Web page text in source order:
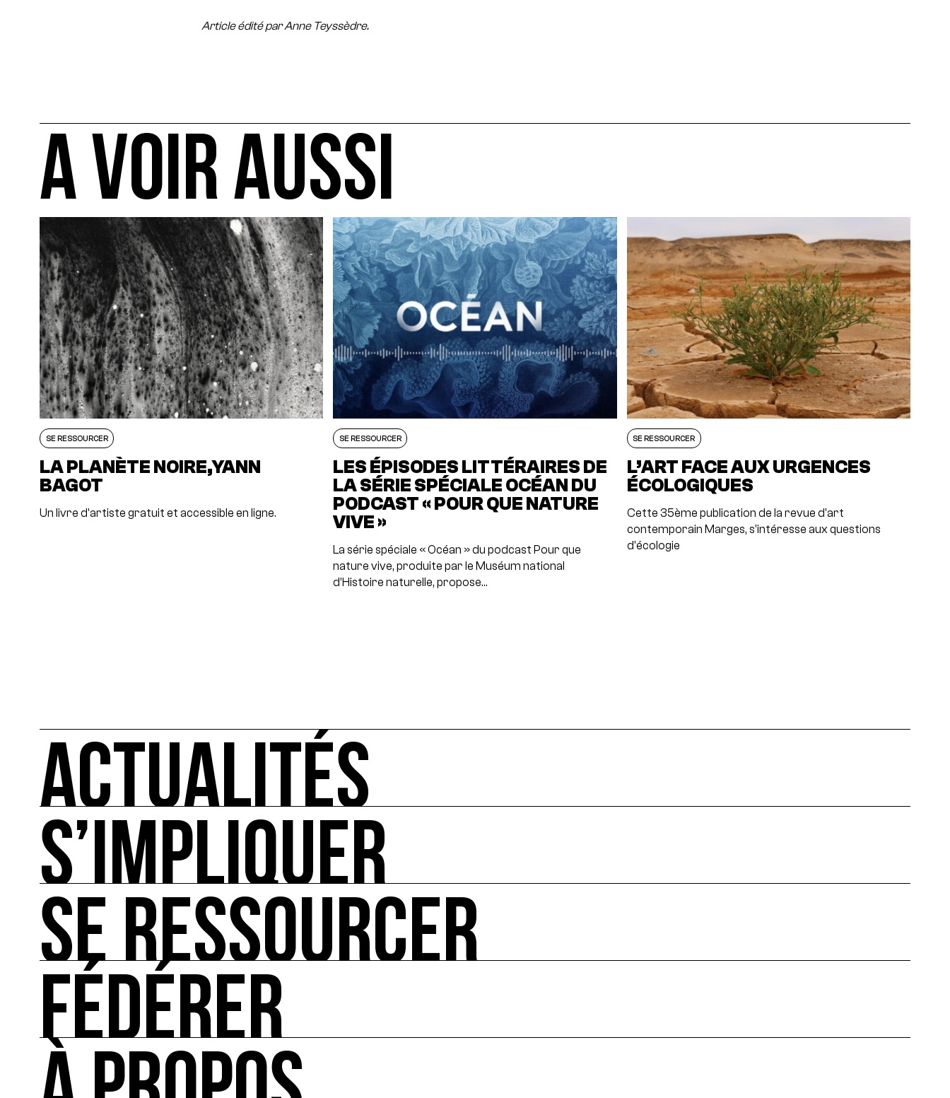
Article édité par Anne Teyssèdre.
A VOIR AUSSI
SE RESSOURCER
LA PLANÈTE NOIRE,YANN
BAGOT
Un livre d'artiste gratuit et accessible en ligne.
SE RESSOURCER
LES ÉPISODES LITTÉRAIRES DE
LA SÉRIE SPÉCIALE OCÉAN DU
PODCAST « POUR QUE NATURE
VIVE »
La série spéciale « Océan » du podcast Pour que
nature vive, produite par le Muséum national
d’Histoire naturelle, propose…
SE RESSOURCER
L’ART FACE AUX URGENCES
ÉCOLOGIQUES
Cette 35ème publication de la revue d'art
contemporain Marges, s'intéresse aux questions
d'écologie
ACTUALITÉS
ACTUALITÉS
L'actualité française et internationale des rendez-vous de l'art et de l'écologie : manifestations, appels à projets, rencontres...
S’IMPLIQUER
S’IMPLIQUER
Les bonnes pratiques, guides et outils pour réduire ses impacts.
SE RESSOURCER
SE RESSOURCER
Les ressources théoriques et inspirantes sur les enjeux croisés culture et écologie.
FÉDÉRER
FÉDÉRER
Le répertoire des acteurs de l’écologie culturelle en France et dans le monde.